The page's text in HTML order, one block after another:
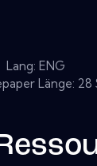
Lang: ENG
Länge: 28